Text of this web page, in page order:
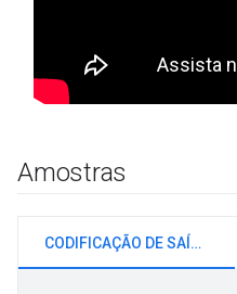
Amostras
CODIFICAÇÃO DE SAÍDA